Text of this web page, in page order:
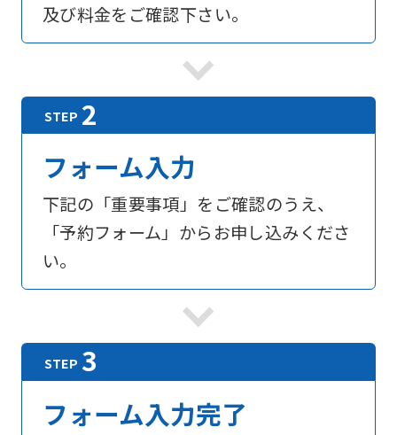
及び料金をご確認下さい。
フォーム入力
下記の「重要事項」をご確認のうえ、
「予約フォーム」からお申し込みくださ
い。
フォーム入力完了